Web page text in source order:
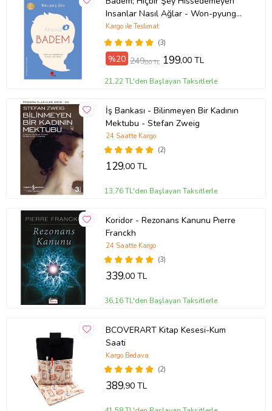
Insanlar Nasıl Ağlar - Won-pyung
Sohn - Peta Kitap
(3)
Kargo ile Teslimat
%20 249,00 TL 199,00 TL
21,22 TL'den Başlayan Taksitlerle
İş Bankası - Bilinmeyen Bir Kadının
Mektubu - Stefan Zweig
(2)
24 Saatte Kargo
129,00 TL
13,76 TL'den Başlayan Taksitlerle
Koridor - Rezonans Kanunu Pıerre
Franckh
(3)
24 Saatte Kargo
339,00 TL
36,16 TL'den Başlayan Taksitlerle
BCOVERART Kitap Kesesi-Kum
Saati
(2)
Kargo Bedava
389,90 TL